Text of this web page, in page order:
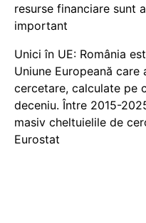
resurse financiare sunt
important
Unici în UE: România
Uniune Europeană
cercetare, calculate pe
deceniu. Între 2015-
masiv cheltuielile de
Eurostat